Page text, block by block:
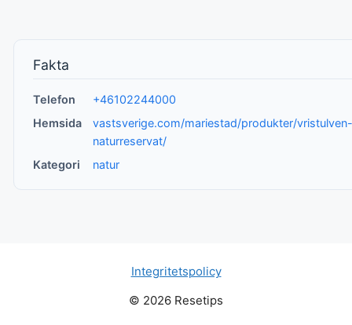
Fakta
Telefon
+46102244000
Hemsida
vastsverige.com/mariestad/produkter/
naturreservat/
Kategori
natur
Integritetspolicy
© 2026 Resetips